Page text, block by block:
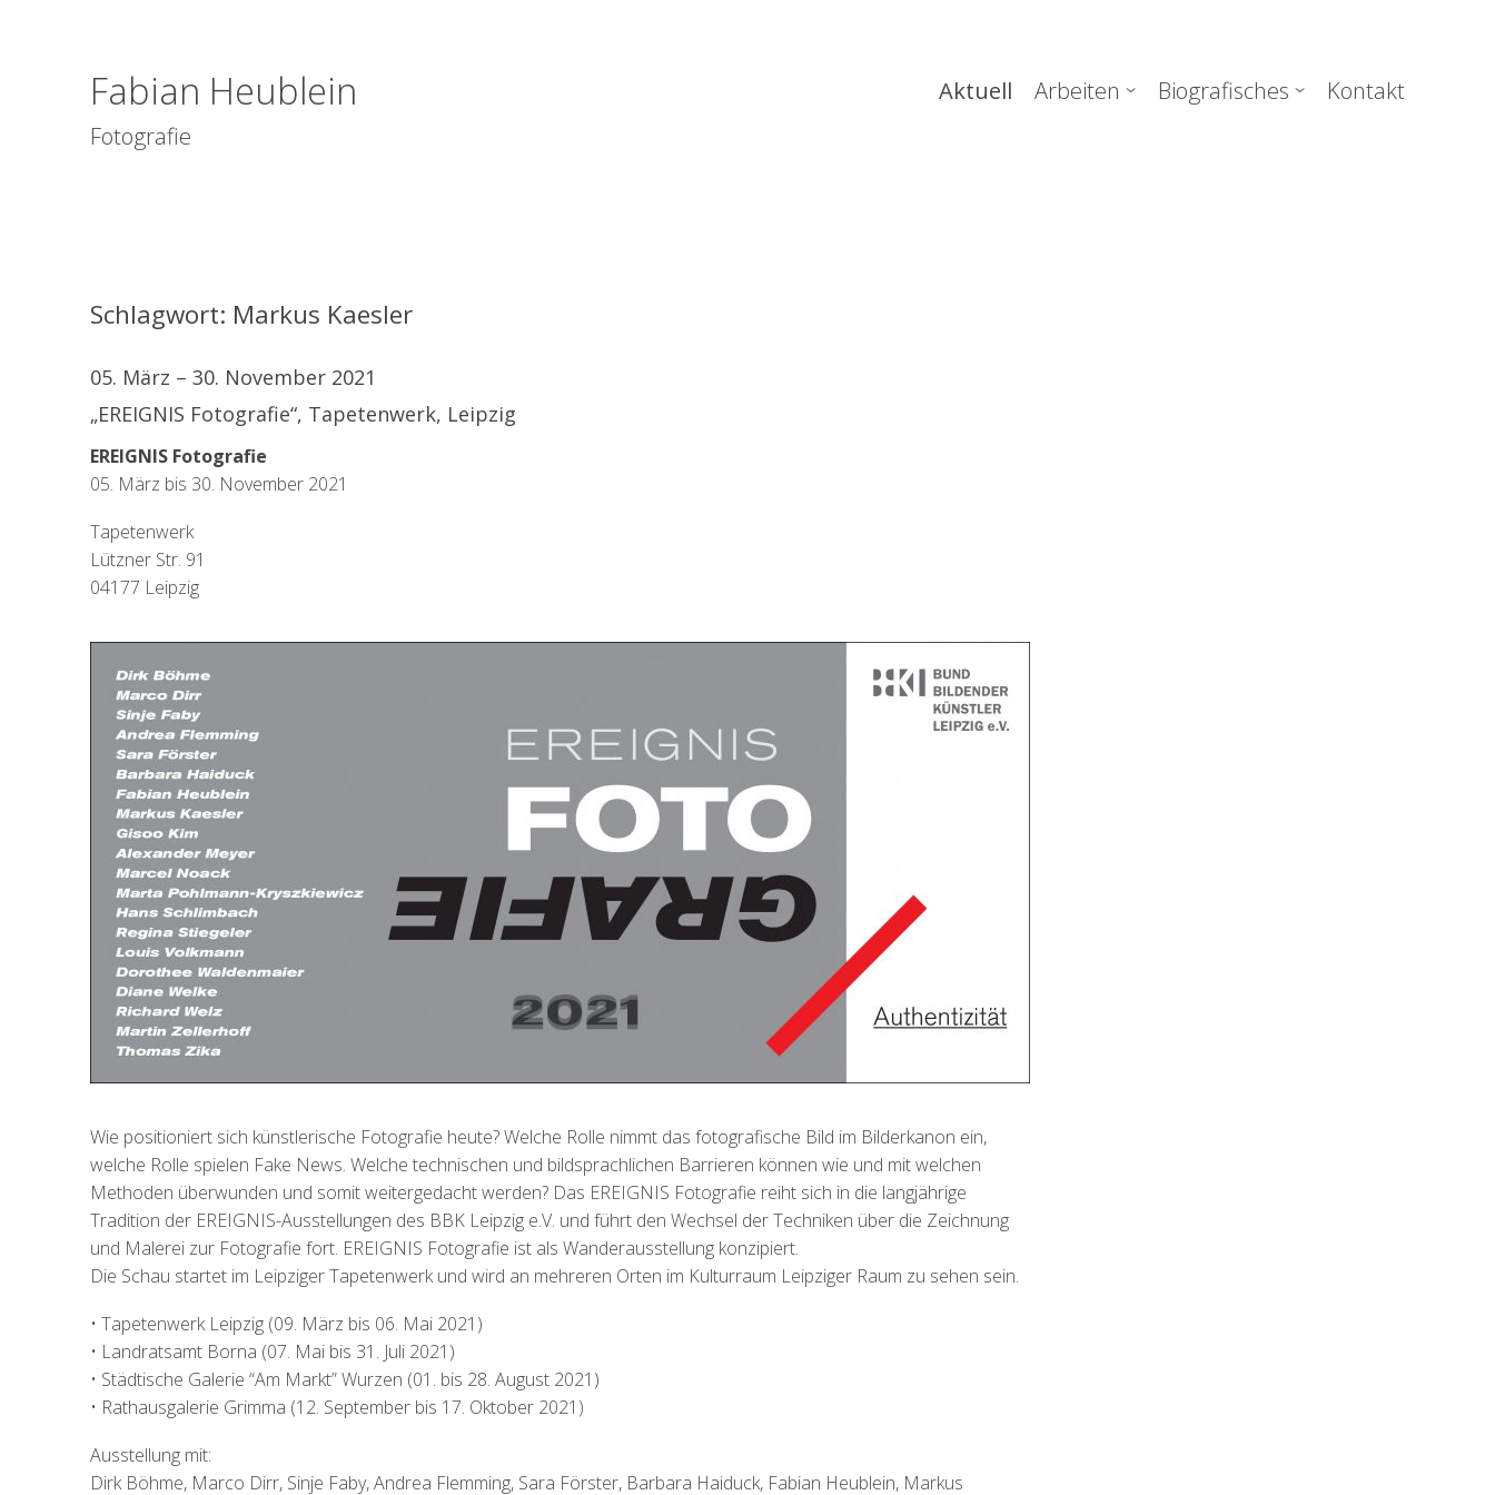
Fabian Heublein
Fotografie
Hauptnavigation
Aktuell Arbeiten Biografisches Kontakt
Schlagwort: Markus Kaesler
05. März – 30. November 2021
„EREIGNIS Fotografie“, Tapetenwerk, Leipzig
EREIGNIS Fotografie
05. März bis 30. November 2021
Tapetenwerk
Lützner Str. 91
04177 Leipzig
Wie positioniert sich künstlerische Fotografie heute? Welche Rolle nimmt das fotografische Bild im Bilderkanon ein,
welche Rolle spielen Fake News. Welche technischen und bildsprachlichen Barrieren können wie und mit welchen
Methoden überwunden und somit weitergedacht werden? Das EREIGNIS Fotografie reiht sich in die langjährige
Tradition der EREIGNIS-Ausstellungen des BBK Leipzig e.V. und führt den Wechsel der Techniken über die Zeichnung
und Malerei zur Fotografie fort. EREIGNIS Fotografie ist als Wanderausstellung konzipiert.
Die Schau startet im Leipziger Tapetenwerk und wird an mehreren Orten im Kulturraum Leipziger Raum zu sehen sein.
• Tapetenwerk Leipzig (09. März bis 06. Mai 2021)
• Landratsamt Borna (07. Mai bis 31. Juli 2021)
• Städtische Galerie “Am Markt” Wurzen (01. bis 28. August 2021)
• Rathausgalerie Grimma (12. September bis 17. Oktober 2021)
Ausstellung mit:
Dirk Böhme, Marco Dirr, Sinje Faby, Andrea Flemming, Sara Förster, Barbara Haiduck, Fabian Heublein, Markus